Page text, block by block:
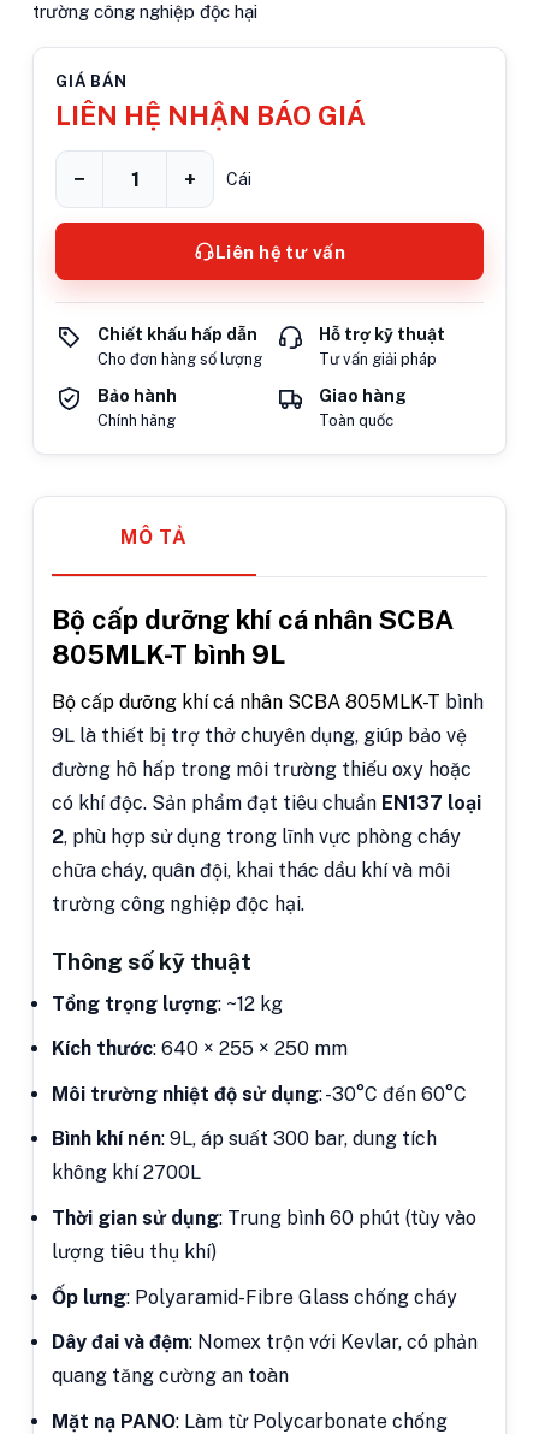
trường công nghiệp độc hại
GIÁ BÁN
LIÊN HỆ NHẬN BÁO GIÁ
− + Cái
Liên hệ tư vấn
Chiết khấu hấp dẫn
Cho đơn hàng số lượng
Hỗ trợ kỹ thuật
Tư vấn giải pháp
Bảo hành
Chính hãng
Giao hàng
Toàn quốc
MÔ TẢ
Bộ cấp dưỡng khí cá nhân SCBA
805MLK-T bình 9L
Bộ cấp dưỡng khí cá nhân SCBA 805MLK-T bình
9L là thiết bị trợ thở chuyên dụng, giúp bảo vệ
đường hô hấp trong môi trường thiếu oxy hoặc
có khí độc. Sản phẩm đạt tiêu chuẩn EN137 loại
2, phù hợp sử dụng trong lĩnh vực phòng cháy
chữa cháy, quân đội, khai thác dầu khí và môi
trường công nghiệp độc hại.
Thông số kỹ thuật
Tổng trọng lượng: ~12 kg
Kích thước: 640 × 255 × 250 mm
Môi trường nhiệt độ sử dụng: -30°C đến 60°C
Bình khí nén: 9L, áp suất 300 bar, dung tích
không khí 2700L
Thời gian sử dụng: Trung bình 60 phút (tùy vào
lượng tiêu thụ khí)
Ốp lưng: Polyaramid-Fibre Glass chống cháy
Dây đai và đệm: Nomex trộn với Kevlar, có phản
quang tăng cường an toàn
Mặt nạ PANO: Làm từ Polycarbonate chống